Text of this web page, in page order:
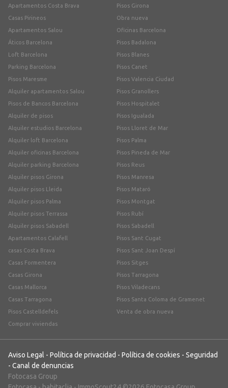
Apartamentos Costa Brava
Casas Pirineos
Apartamentos Salou
Áticos Barcelona
Loft Barcelona
Parking Barcelona
Pisos Maresme
Alquiler apartamentos Salou
Pisos de Bancos Barcelona
Alquiler de pisos
Alquiler estudios Barcelona
Alquiler loft Barcelona
Alquiler oficinas Barcelona
Alquiler parking Barcelona
Alquiler pisos Girona
Alquiler pisos Lleida
Alquiler pisos Palma
Alquiler pisos Terrassa
Alquiler pisos Sabadell
Apartamentos Calafell
casas Costa Brava
Casas Formentera
Casas Girona
Casas Mallorca
Casas Tarragona
Pisos Castelldefels
Comprar viviendas
Pisos Girona
Obra nueva
Oficinas Barcelona
Pisos Badalona
Pisos Blanes
Pisos Canet
Pisos Valencia Ciudad
Pisos Granollers
Pisos Hospitalet
Pisos Igualada
Pisos Lloret de Mar
Pisos Palma
Pisos Pineda de Mar
Pisos Reus
Pisos Manresa
Pisos Mataró
Pisos Montgat
Pisos Rubí
Pisos Sabadell
Pisos Sant Cugat
Pisos Sant Joan Despí
Pisos Sitges
Pisos Tarragona
Pisos Viladecans
Pisos Santa Coloma de Gramenet
Venta de obra nueva
Aviso Legal - Política de privacidad - Política de cookies - Seguridad
- Canal de denuncias
Fotocasa Group